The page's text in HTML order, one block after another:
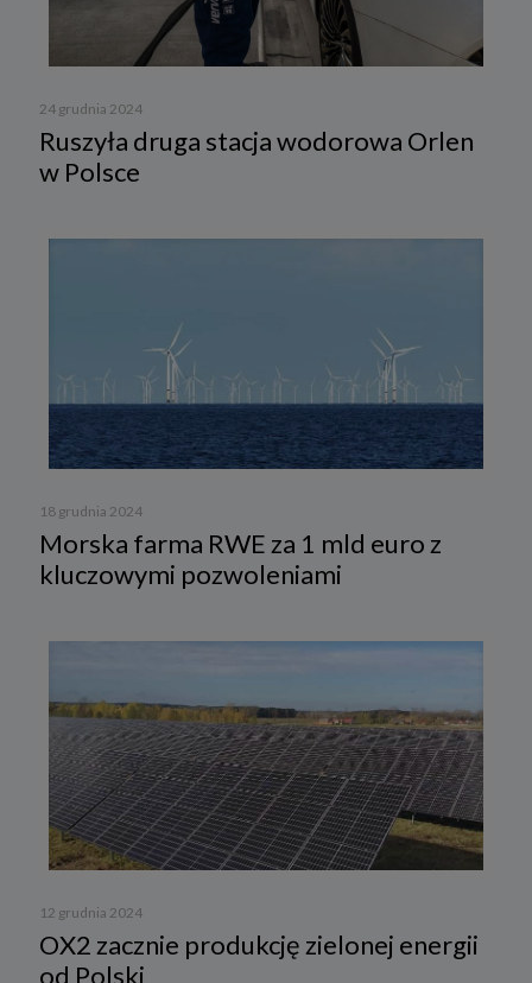
24 grudnia 2024
Ruszyła druga stacja wodorowa Orlen
w Polsce
18 grudnia 2024
Morska farma RWE za 1 mld euro z
kluczowymi pozwoleniami
12 grudnia 2024
OX2 zacznie produkcję zielonej energii
od Polski